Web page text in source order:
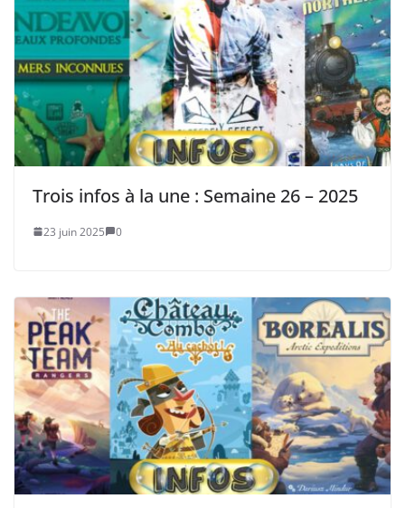
Trois infos à la une : Semaine 26 – 2025
23 juin 2025 0